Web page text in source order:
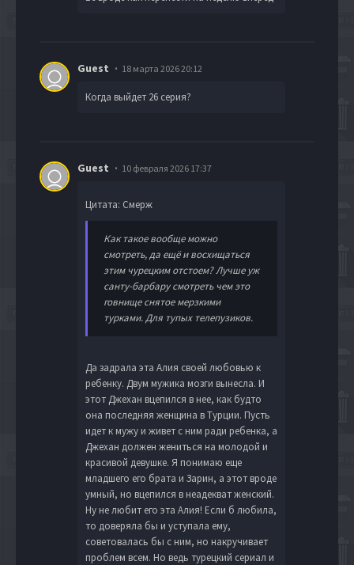
Guest 18 марта 2026 20:12
Когда выйдет 26 серия?
Guest 10 февраля 2026 17:37
Цитата: Смерж
Как такое вообще можно
смотреть, да ещё и восхищаться
этим чурецким отстоем? Лучше уж
санту-барбару смотреть чем это
говнище снятое мерзкими
турками. Для тупых телепузиков.
Да задрала эта Алия своей любовью к
ребенку. Двум мужика мозги вынесла. И
этот Джехан вцепился в нее, как будто
она последняя женщина в Турции. Пусть
идет к мужу и живет с ним ради ребенка, а
Джехан должен жениться на молодой и
красивой девушке. Я понимаю еще
младшего его брата и Зарин, а этот вроде
умный, но вцепился в неадекват женский.
Ну не любит его эта Алия! Если б любила,
то доверяла бы и уступала ему,
советовалась бы с ним, но накручивает
проблем всем. Но ведь турецкий сериал и